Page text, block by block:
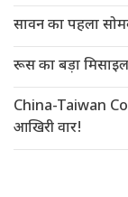
सावन का पहला
रूस का बड़ा
China-Taiwan
आखिरी वार!